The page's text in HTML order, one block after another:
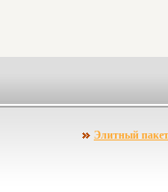
Элитный